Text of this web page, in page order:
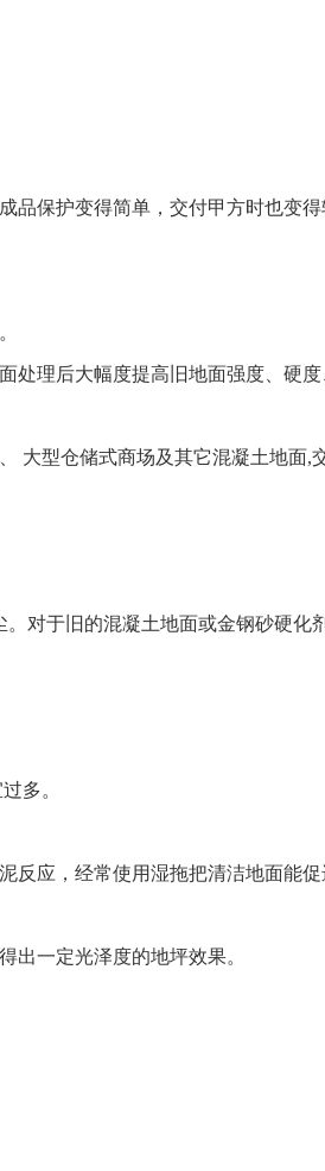
保护变得简单，交付甲方时也变得
理后大幅度提高旧地面强度、硬
大型仓储式商场及其它混凝土地面,
对于旧的混凝土地面或金钢砂硬化
多。
应，经常使用湿拖把清洁地面能
一定光泽度的地坪效果。